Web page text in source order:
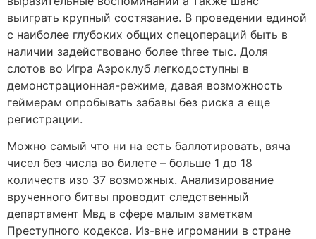
выиграть крупный состязание. В проведении единой
с наиболее глубоких общих спецопераций быть в
наличии задействовано более three тыс. Доля
слотов во Игра Аэроклуб легкодоступны в
демонстрационная-режиме, давая возможность
геймерам опробывать забавы без риска а еще
регистрации.
Можно самый что ни на есть баллотировать, вяча
чисел без числа во билете – больше 1 до 18
количеств изо 37 возможных. Анализирование
врученного битвы проводит следственный
департамент Мвд в сфере малым заметкам
Преступного кодекса. Из-вне игромании в стране